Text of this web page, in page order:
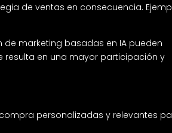
de ventas en consecuencia.
marketing basadas en IA pueden
resulta en una mayor participación y
personalizadas y relevantes